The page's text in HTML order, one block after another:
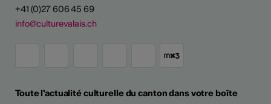
+41 (0)27 606 45 69
info@culturevalais.ch
Toute l'actualité culturelle du canton dans votre boîte